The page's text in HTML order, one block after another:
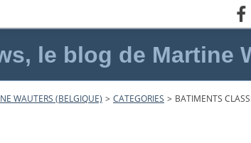
le blog de Martine
WAUTERS (BELGIQUE) > CATEGORIES > BATIMENTS